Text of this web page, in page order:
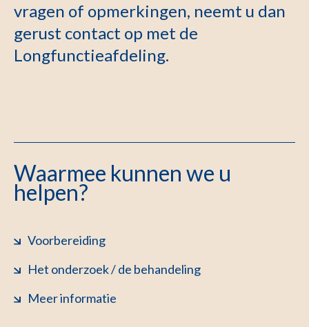
vragen of opmerkingen, neemt u dan
gerust contact op met de
Longfunctieafdeling.
Waarmee kunnen we u
helpen?
Voorbereiding
Het onderzoek / de behandeling
Meer informatie